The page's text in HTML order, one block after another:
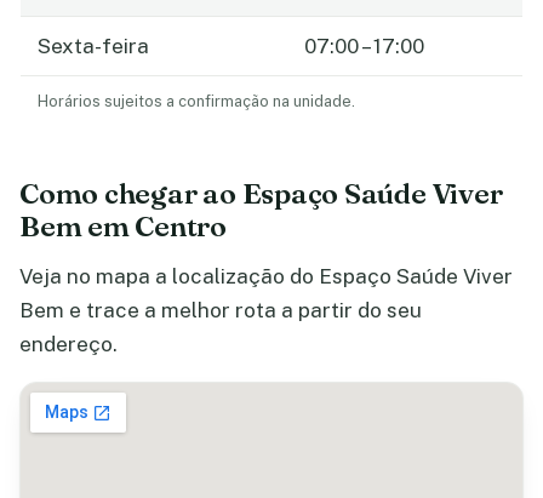
Sexta-feira 07:00 – 17:00
Horários sujeitos a confirmação na unidade.
Como chegar ao Espaço Saúde Viver
Bem em Centro
Veja no mapa a localização do Espaço Saúde Viver
Bem e trace a melhor rota a partir do seu
endereço.